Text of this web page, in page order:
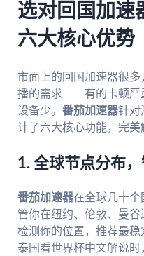
选对回国加速
六大核心优势
市面上的回国加速器很
播的需求——有的卡顿严
设备少。 番茄加速器针对
计了六大核心功能，完美
1. 全球节点分布
番茄加速器在全球几十个
管你在纽约、伦敦、曼
检测你的位置，推荐最
泰国看世界杯中文解说